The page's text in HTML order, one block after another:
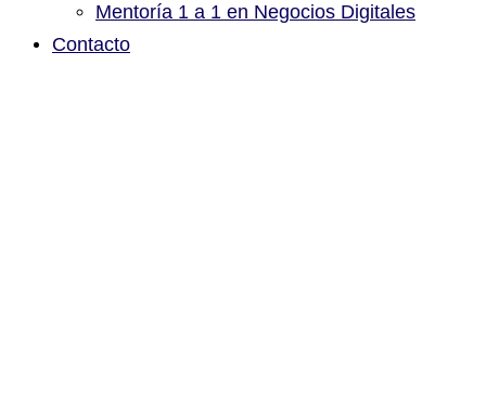
Mentoría 1 a 1 en Negocios Digitales
Contacto